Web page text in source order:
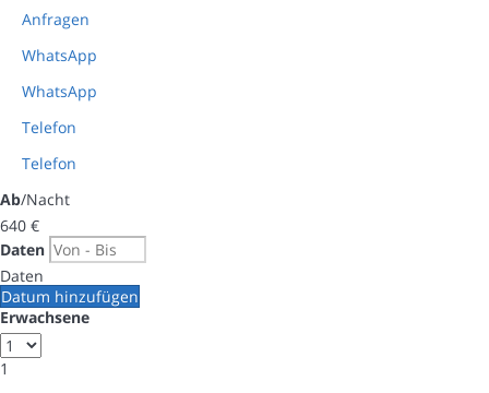
Anfragen
WhatsApp
WhatsApp
Telefon
Telefon
Ab/Nacht
640 €
Daten
Daten
Datum hinzufügen
Erwachsene
1